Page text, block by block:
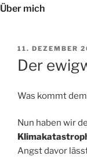
Über mich
AM
11. DEZEMBER
Der
Was kommt
Nun haben wir
Angst davor